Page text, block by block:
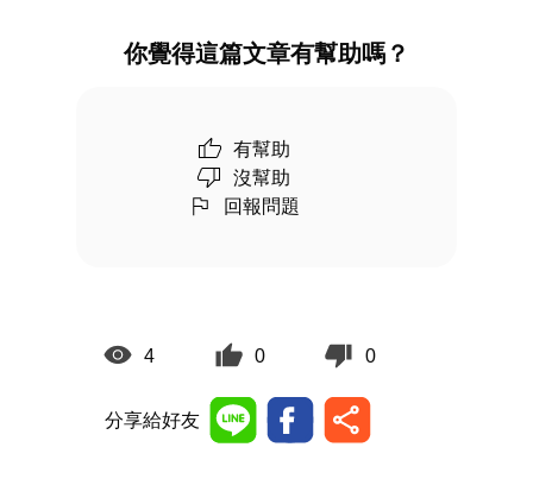
你覺得這篇文章有幫助嗎？
有幫助
沒幫助
回報問題
4 0 0
分享給好友